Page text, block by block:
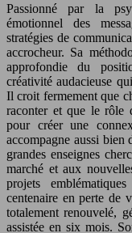
Passionné par la
émotionnel des
stratégies de
accrocheur. Sa
approfondie du
créativité audacieuse
Il croit fermement que
raconter et que le rôle
pour créer une
accompagne aussi
grandes enseignes
marché et aux
projets
centenaire en perte de
totalement renouvelé,
assistée en six mois.